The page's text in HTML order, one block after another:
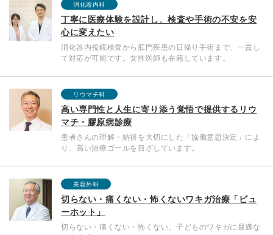
消化器内科
丁寧に医療体験を設計し、検査や手術の不安を安
心に変えたい
消化器内視鏡検査から肛門疾患の日帰り手術まで、一貫し
て対応が可能です。女性医師も在籍しています。
リウマチ科
高い専門性と人生に寄り添う覚悟で提供するリウ
マチ・膠原病診療
患者さんの理解・納得を大切にした「協働意思決定」によ
り、高い治療ゴールを目ざしています。
美容外科
切らない・痛くない・怖くないワキガ治療「ビュ
ーホット」
切らない・痛くない・怖くない。子どものワキガに最適な